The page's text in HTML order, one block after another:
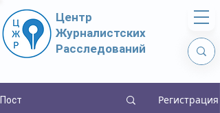
Центр
Журналистских
Расследований
Пост Регистрация